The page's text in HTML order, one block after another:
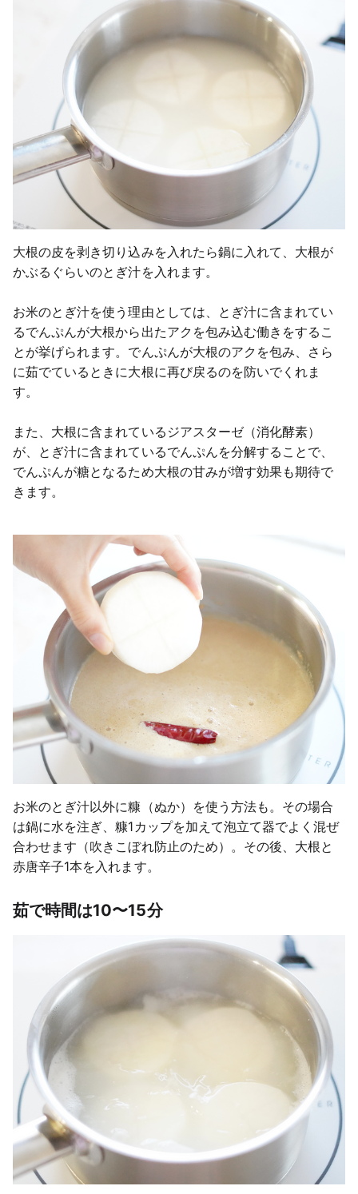
大根の皮を剥き切り込みを入れたら鍋に入れて、大根が
かぶるぐらいのとぎ汁を入れます。
お米のとぎ汁を使う理由としては、とぎ汁に含まれてい
るでんぷんが大根から出たアクを包み込む働きをするこ
とが挙げられます。でんぷんが大根のアクを包み、さら
に茹でているときに大根に再び戻るのを防いでくれま
す。
また、大根に含まれているジアスターゼ（消化酵素）
が、とぎ汁に含まれているでんぷんを分解することで、
でんぷんが糖となるため大根の甘みが増す効果も期待で
きます。
お米のとぎ汁以外に糠（ぬか）を使う方法も。その場合
は鍋に水を注ぎ、糠1カップを加えて泡立て器でよく混ぜ
合わせます（吹きこぼれ防止のため）。その後、大根と
赤唐辛子1本を入れます。
茹で時間は10〜15分